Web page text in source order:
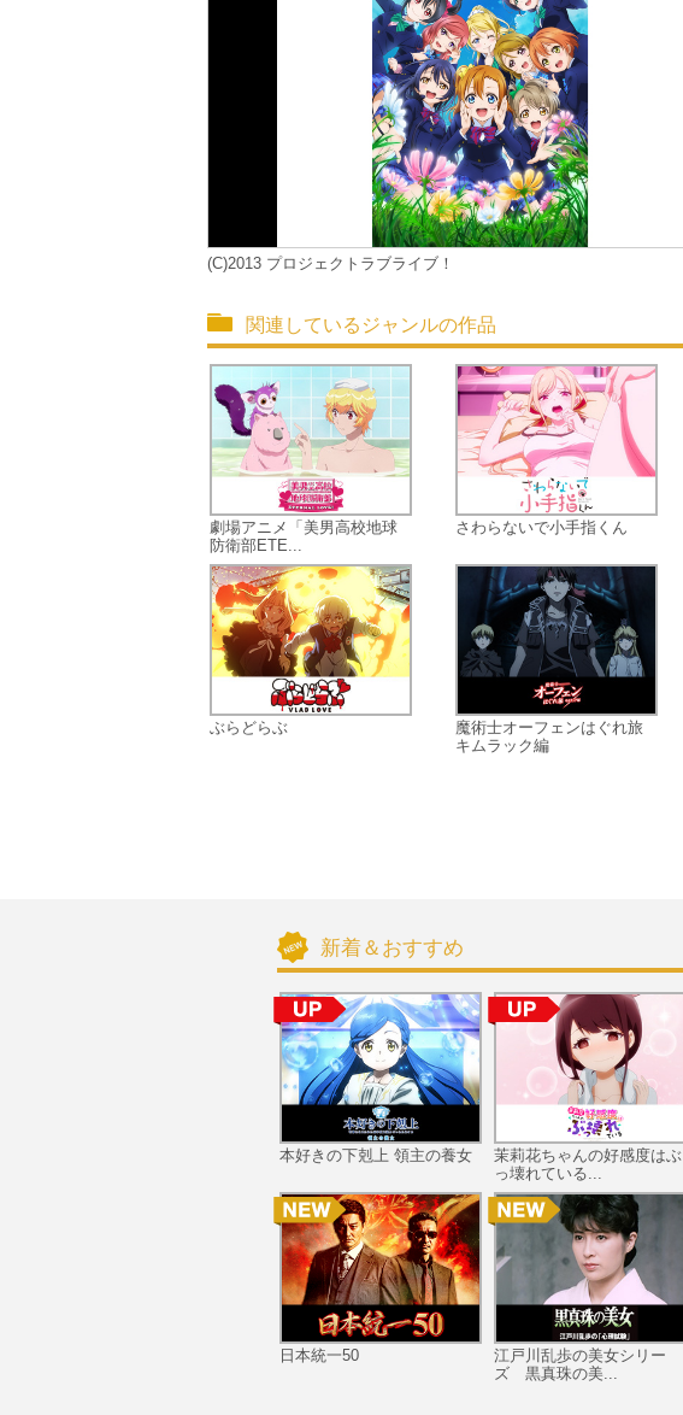
(C)2013 プロジェクトラブライブ！
関連しているジャンルの作品
劇場アニメ「美男高校地球
防衛部ETE...
ぶらどらぶ
さわらないで小手指くん
魔術士オーフェンはぐれ旅
キムラック編
新着＆おすすめ
本好きの下剋上 領主の養女
日本統一50
茉莉花ちゃんの好感度はぶ
っ壊れている...
江戸川乱歩の美女シリー
ズ 黒真珠の美...